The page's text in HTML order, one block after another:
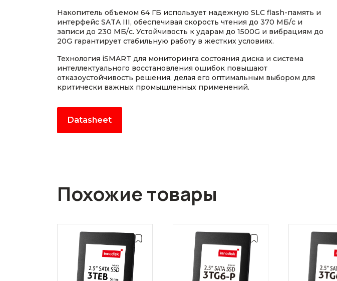
Накопитель объемом 64 ГБ использует надежную SLC flash-память и
интерфейс SATA III, обеспечивая скорость чтения до 370 МБ/с и
записи до 230 МБ/с. Устойчивость к ударам до 1500G и вибрациям до
20G гарантирует стабильную работу в жестких условиях.
Технология iSMART для мониторинга состояния диска и система
интеллектуального восстановления ошибок повышают
отказоустойчивость решения, делая его оптимальным выбором для
критически важных промышленных применений.
Datasheet
Похожие товары